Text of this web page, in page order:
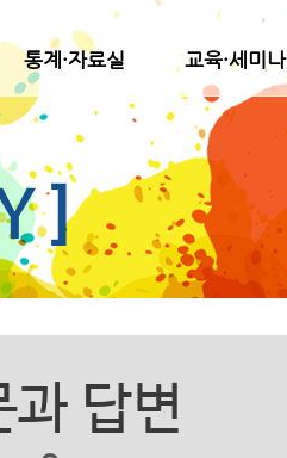
통계·자료실 교육·세미나
]
과 답변